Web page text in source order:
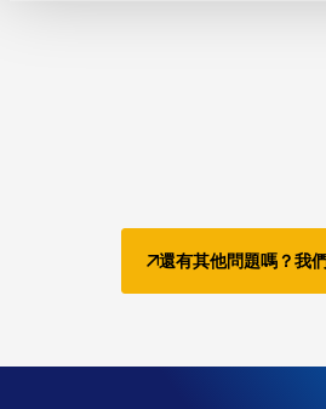
還有其他問題嗎？我們